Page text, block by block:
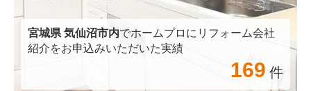
宮城県 気仙沼市内でホームプロにリフォーム会社
紹介をお申込みいただいた実績
169 件